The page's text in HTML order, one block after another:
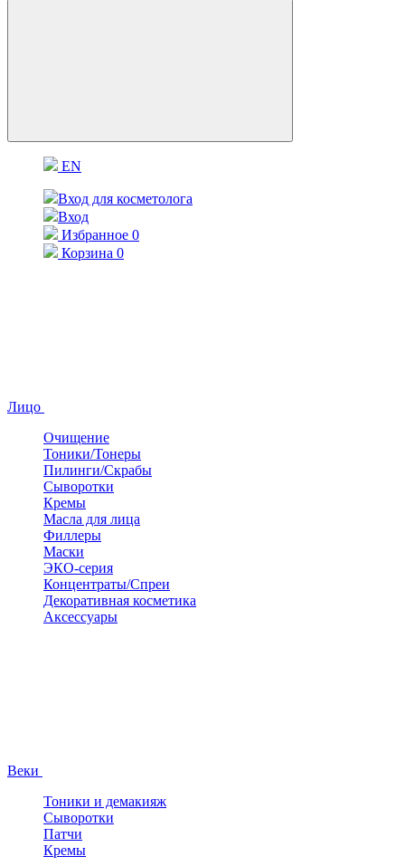
EN
Вход для косметолога
Вход
Избранное 0
Корзина 0
Лицо
Очищение
Тоники/Тонеры
Пилинги/Скрабы
Сыворотки
Кремы
Масла для лица
Филлеры
Маски
ЭКО-серия
Концентраты/Спреи
Декоративная косметика
Аксессуары
Веки
Тоники и демакияж
Сыворотки
Патчи
Кремы